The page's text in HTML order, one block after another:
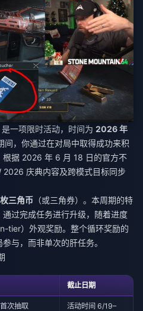
一项限时活动，时间为 2026 年
间，你通过在对局中取得成功来积
根据 2026 年 6 月 18 日的官方不
2026 庆典内容及跨模式目标同步
三角币 （或三角券）。本周期的特
过完成任务进行升级，随着进度
tier）外观奖励。整个循环奖励的
与，而非单次的肝任务。
截止日期
次抽取
活动时间 6/19–